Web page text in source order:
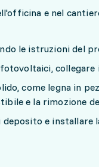
e nel
le istruzioni del
collegare
come legna in
e la rimozione
e installare